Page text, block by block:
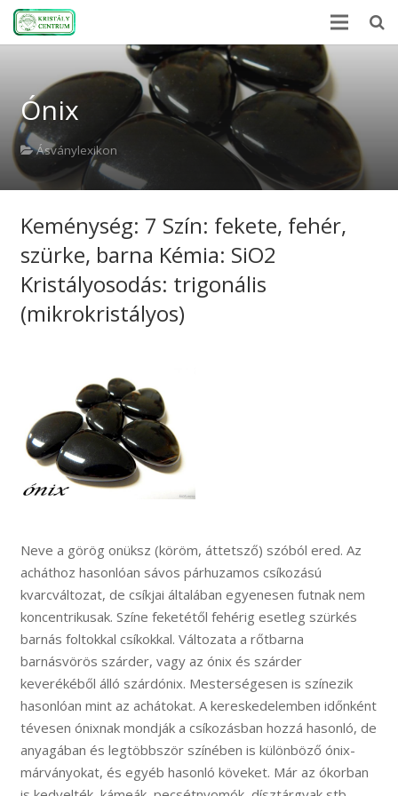
Ásványlexikon
Kristályerő
Hírek
A kövekről
Rólunk
Kapcsolat
Ónix
Ásványlexikon
Keménység: 7 Szín: fekete, fehér,
szürke, barna Kémia: SiO2
Kristályosodás: trigonális
(mikrokristályos)
Neve a görög onüksz (köröm, áttetsző) szóból ered. Az
acháthoz hasonlóan sávos párhuzamos csíkozású
kvarcváltozat, de csíkjai általában egyenesen futnak nem
koncentrikusak. Színe feketétől fehérig esetleg szürkés
barnás foltokkal csíkokkal. Változata a rőtbarna
barnásvörös szárder, vagy az ónix és szárder
keverékéből álló szárdónix. Mesterségesen is színezik
hasonlóan mint az achátokat. A kereskedelemben időnként
tévesen ónixnak mondják a csíkozásban hozzá hasonló, de
anyagában és legtöbbször színében is különböző ónix-
márványokat, és egyéb hasonló köveket. Már az ókorban